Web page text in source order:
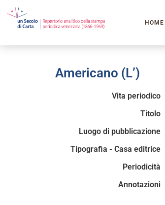
HOME
Americano (L’)
Vita periodico
Titolo
Luogo di pubblicazione
Tipografia - Casa editrice
Periodicità
Annotazioni